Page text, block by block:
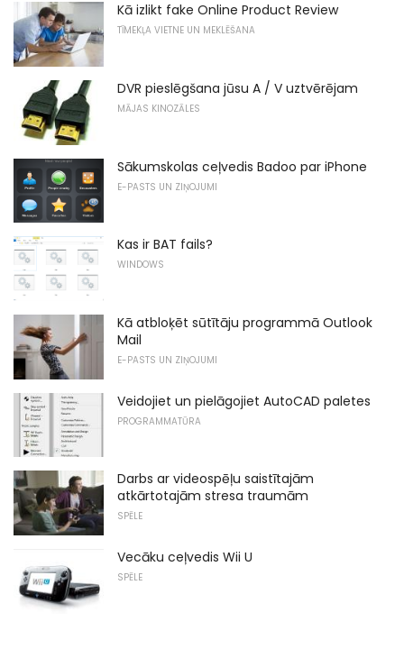
Kā izlikt fake Online Product Review
TĪMEKĻA VIETNE UN MEKLĒŠANA
DVR pieslēgšana jūsu A / V uztvērējam
MĀJAS KINOZĀLES
Sākumskolas ceļvedis Badoo par iPhone
E-PASTS UN ZIŅOJUMI
Kas ir BAT fails?
WINDOWS
Kā atbloķēt sūtītāju programmā Outlook
Mail
E-PASTS UN ZIŅOJUMI
Veidojiet un pielāgojiet AutoCAD paletes
PROGRAMMATŪRA
Darbs ar videospēļu saistītajām
atkārtotajām stresa traumām
SPĒLE
Vecāku ceļvedis Wii U
SPĒLE